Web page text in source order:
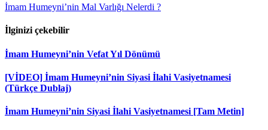
İmam Humeyni’nin Mal Varlığı Nelerdi ?
İlginizi çekebilir
İmam Humeyni’nin Vefat Yıl Dönümü
[VİDEO] İmam Humeyni’nin Siyasi İlahi Vasiyetnamesi
(Türkçe Dublaj)
İmam Humeyni’nin Siyasi İlahi Vasiyetnamesi [Tam Metin]